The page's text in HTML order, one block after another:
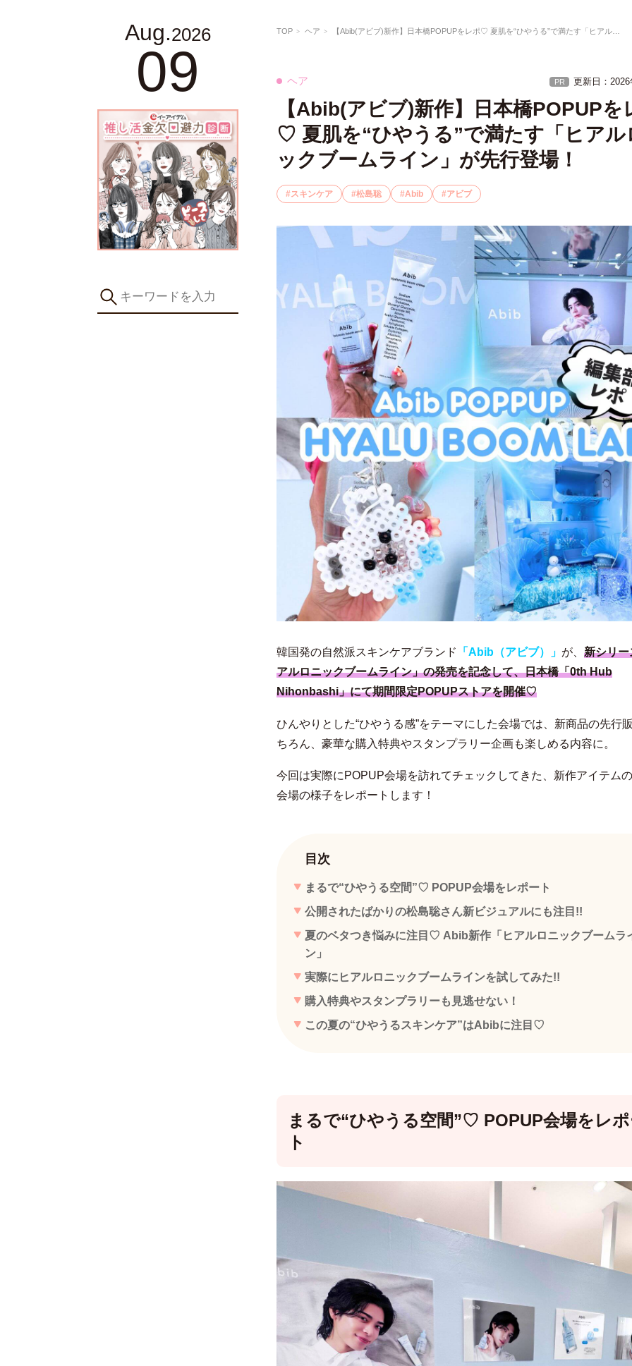
Aug.2026
09
TOP ヘア 【Abib(アビブ)新作】日本橋POPUPをレポ♡ 夏肌を“ひやうる”で満たす「ヒアルロニックブームライン」が先行登場！
ヘア PR 更新日：
【Abib(アビブ)新作】日本橋POPUPを
♡ 夏肌を“ひやうる”で満たす「ヒアル
ックブームライン」が先行登場！
スキンケア 松島聡 Abib アビブ
韓国発の自然派スキンケアブランド 「Abib（アビブ）」 が、 新シリー
アルロニックブームライン」の発売を記念して、日本橋「0th Hub
Nihonbashi」にて期間限定POPUPストアを開催♡
ひんやりとした“ひやうる感”をテーマにした会場では、新商品の先行
ちろん、豪華な購入特典やスタンプラリー企画も楽しめる内容に。
今回は実際にPOPUP会場を訪れてチェックしてきた、新作アイテム
会場の様子をレポートします！
目次
まるで“ひやうる空間”♡ POPUP会場をレポート
公開されたばかりの松島聡さん新ビジュアルにも注目!!
夏のベタつき悩みに注目♡ Abib新作「ヒアルロニックブームラ
ン」
実際にヒアルロニックブームラインを試してみた!!
購入特典やスタンプラリーも見逃せない！
この夏の“ひやうるスキンケア”はAbibに注目♡
まるで“ひやうる空間”♡ POPUP会場をレ
ト